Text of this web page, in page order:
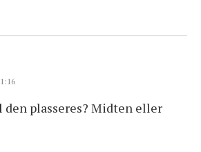
den plasseres? Midten eller